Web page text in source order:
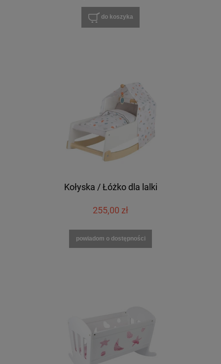
do koszyka
Kołyska / Łóżko dla lalki
255,00 zł
powiadom o dostępności